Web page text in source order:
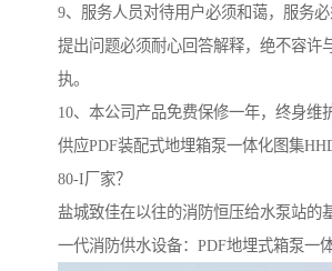
9、服务人员对待用户必须和蔼，服务
提出问题必须耐心回答解释，绝不容许
执。
10、本公司产品免费保修一年，终身维
供应PDF装配式地埋箱泵一体化图集
80-I厂家？
盐城致佳在以往的消防恒压给水泵站的
一代消防供水设备：PDF地埋式箱泵一